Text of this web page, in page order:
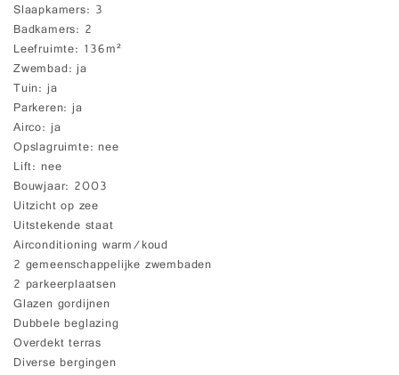
Slaapkamers 3
Badkamers 2
Leefruimte 136m²
Zwembad ja
Tuin ja
Parkeren ja
Airco ja
Opslagruimte nee
Lift nee
Bouwjaar 2003
Uitzicht op zee
Uitstekende staat
Airconditioning warm/koud
2 gemeenschappelijke zwembaden
2 parkeerplaatsen
Glazen gordijnen
Dubbele beglazing
Overdekt terras
Diverse bergingen